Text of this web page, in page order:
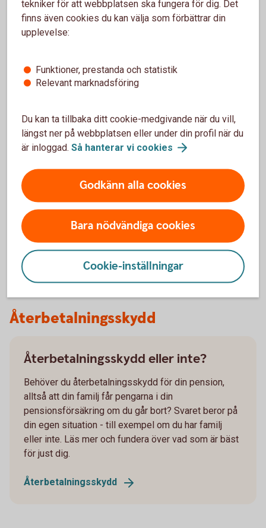
När och hur kan du ta ut din
Börjar du närma dig pensionen? Förbered dig genom
att gå i genom uttagsreglerna för pensionens olika
delar. Se när och hur du kan ta ut din pension.
Ta ut din pension -
Återbetalningsskydd
Återbetalningsskydd eller inte?
Behöver du återbetalningsskydd för din pension,
alltså att din familj får pengarna i din
pensionsförsäkring om du går bort? Svaret beror på
din egen situation - till exempel om du har familj
eller inte. Läs mer och fundera över vad som är bäst
för just dig.
Återbetalningsskydd
tekniker för att webbplatsen ska fungera för dig. Det
finns även cookies du kan välja som förbättrar din
upplevelse:
Funktioner, prestanda och statistik
Relevant marknadsföring
Du kan ta tillbaka ditt cookie-medgivande när du vill,
längst ner på webbplatsen eller under din profil när du
är inloggad. Så hanterar vi cookies
Godkänn alla cookies
Bara nödvändiga cookies
Cookie-inställningar